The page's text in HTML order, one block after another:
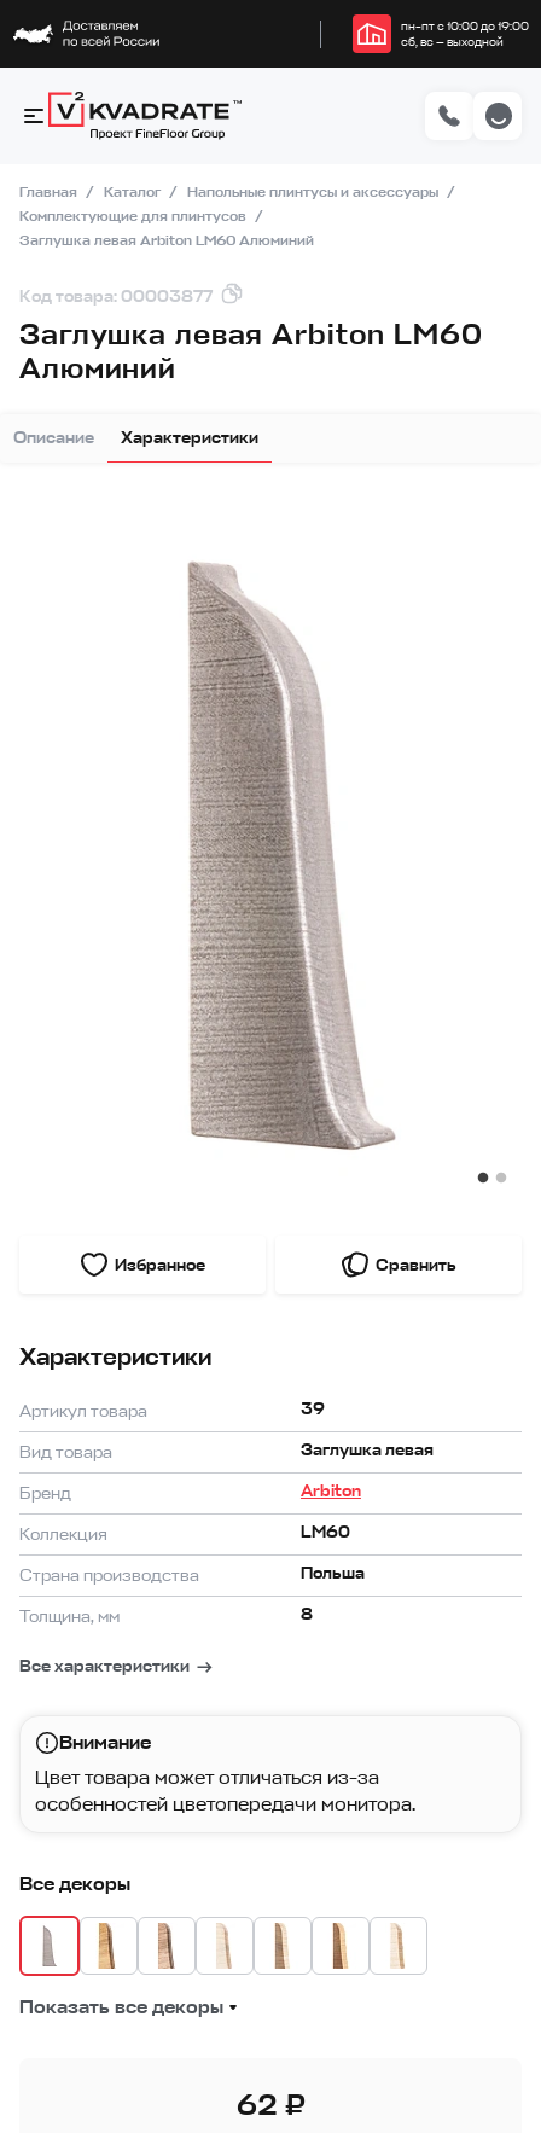
пн–пт с 10:00 до 19:00
сб, вс — выходной
Главная Каталог
Напольные плинтусы и аксессуары
Комплектующие для плинтусов
Заглушка левая Arbiton LM60 Алюминий
Код товара: 00003877
Заглушка левая Arbiton LM60
Алюминий
Описание Характеристики
Избранное Сравнить
Характеристики
Артикул товара 39
Вид товара Заглушка левая
Бренд Arbiton
Коллекция LM60
Страна производства Польша
Толщина, мм 8
Все характеристики
Внимание
Цвет товара может отличаться из-за
особенностей цветопередачи монитора.
Все декоры
Показать все декоры
62 ₽